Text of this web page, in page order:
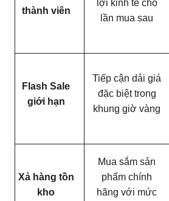
thành viên
lợi kinh tế cho
lần mua sau
Flash Sale
giới hạn
Tiếp cận dải giá
đặc biệt trong
khung giờ vàng
Xả hàng tồn
kho
Mua sắm sản
phẩm chính
hãng với mức